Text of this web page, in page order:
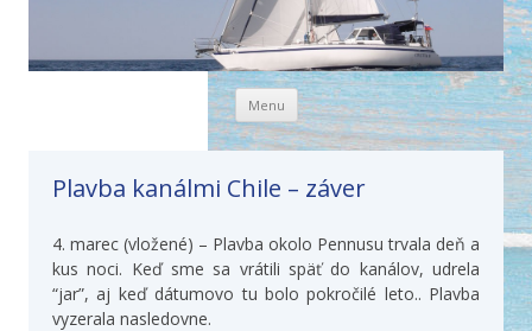
Menu Skip to content
Plavba kanálmi Chile – záver
4. marec (vložené) – Plavba okolo Pennusu trvala deň a
kus noci. Keď sme sa vrátili späť do kanálov, udrela
“jar”, aj keď dátumovo tu bolo pokročilé leto.. Plavba
vyzerala nasledovne.